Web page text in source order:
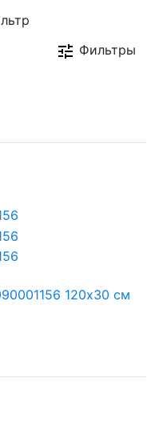
Фильтры
120x30 см